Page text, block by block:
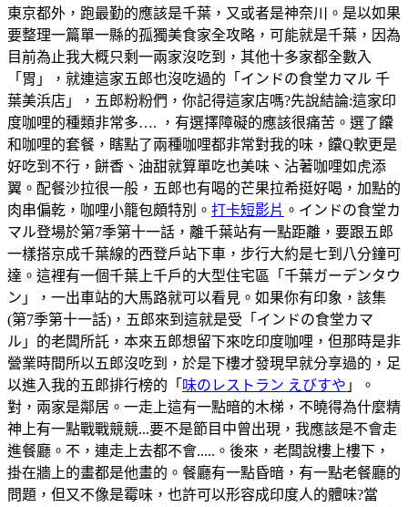
東京都外，跑最勤的應該是千葉，又或者是神奈川。是以如果
要整理一篇單一縣的孤獨美食家全攻略，可能就是千葉，因為
目前為止我大概只剩一兩家沒吃到，其他十多家都全數入
「胃」，就連這家五郎也沒吃過的「インドの食堂カマル 千
葉美浜店」，五郎粉粉們，你記得這家店嗎?先說結論:這家印
度咖哩的種類非常多…. ，有選擇障礙的應該很痛苦。選了饢
和咖哩的套餐，瞎點了兩種咖哩都非常對我的味，饢Q軟更是
好吃到不行，餅香、油甜就算單吃也美味、沾著咖哩如虎添
翼。配餐沙拉很一般，五郎也有喝的芒果拉希挺好喝，加點的
肉串偏乾，咖哩小籠包頗特別。 打卡短影片 。インドの食堂カ
マル登場於第7季第十一話，離千葉站有一點距離，要跟五郎
一樣搭京成千葉線的西登戶站下車，步行大約是七到八分鐘可
達。這裡有一個千葉上千戶的大型住宅區「千葉ガーデンタウ
ン」，一出車站的大馬路就可以看見。如果你有印象，該集
(第7季第十一話)，五郎來到這就是受「インドの食堂カマ
ル」的老闆所託，本來五郎想留下來吃印度咖哩，但那時是非
營業時間所以五郎沒吃到，於是下樓才發現早就分享過的，足
以進入我的五郎排行榜的「 味のレストラン えびすや 」。
對，兩家是鄰居。一走上這有一點暗的木梯，不曉得為什麼精
神上有一點戰戰競競...要不是節目中曾出現，我應該是不會走
進餐廳。不，連走上去都不會.....。後來，老闆說樓上樓下，
掛在牆上的畫都是他畫的。餐廳有一點昏暗，有一點老餐廳的
問題，但又不像是霉味，也許可以形容成印度人的體味?當